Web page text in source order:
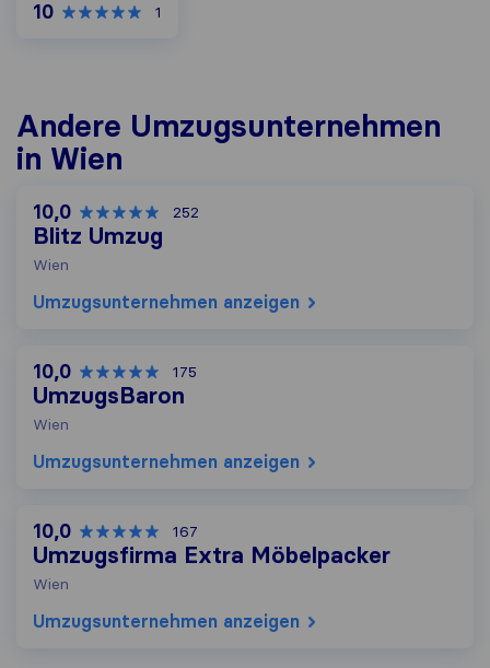
10 1
Andere Umzugs​unternehmen
in Wien
10,0 252
Blitz Umzug
Wien
Umzugs​unternehmen anzeigen
10,0 175
UmzugsBaron
Wien
Umzugs​unternehmen anzeigen
10,0 167
Umzugsfirma Extra Möbelpacker
Wien
Umzugs​unternehmen anzeigen